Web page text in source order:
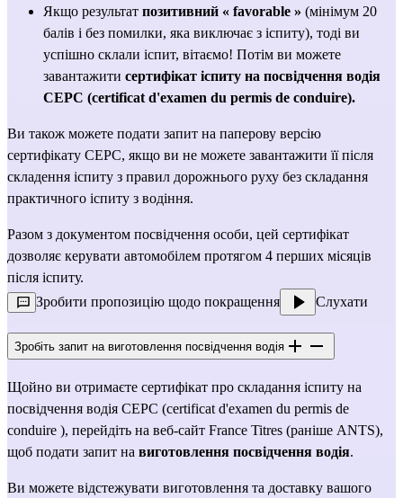
Якщо результат позитивний « favorable » (мінімум 20
балів і без помилки, яка виключає з іспиту), тоді ви
успішно склали іспит, вітаємо! Потім ви можете
завантажити сертифікат іспиту на посвідчення водія
CEPC (certificat d'examen du permis de conduire).
Ви також можете подати запит на паперову версію
сертифікату CEPC, якщо ви не можете завантажити її після
складення іспиту з правил дорожнього руху без складання
практичного іспиту з водіння.
Разом з документом посвідчення особи, цей сертифікат
дозволяє керувати автомобілем протягом 4 перших місяців
після іспиту.
Зробити пропозицію щодо покращення
Слухати
Зробіть запит на виготовлення посвідчення водія
Щойно ви отримаєте сертифікат про складання іспиту на
посвідчення водія CEPC (certificat d'examen du permis de
conduire ), перейдіть на веб-сайт France Titres (раніше ANTS),
щоб подати запит на виготовлення посвідчення водія.
Ви можете відстежувати виготовлення та доставку вашого